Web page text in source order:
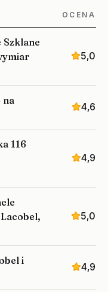
OCENA
Szklane
5,0
na
4,6
116
4,9
5,0
i
4,9